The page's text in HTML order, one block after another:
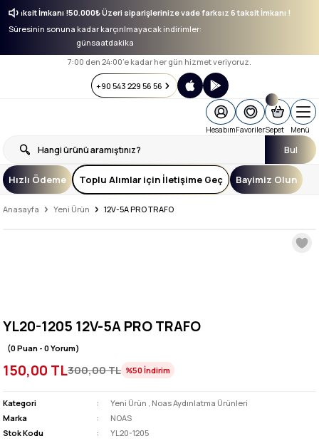
6 taksit İmkanı !50.000₺ Üzeri siparişlerinize vade farksız 6 taksit İmkanı !
Süresinin sonuna kadar karçırılmayacak indirimler:
günsaatdakika
7:00 den 24:00’e kadar her gün hizmet veriyoruz.
+90 543 229 56 56
Bul
HesabımFavorilerSepet Menü
Hızlı Ödeme Toplu Alımlar için İletişime Geç Bayimiz Olun
Anasayfa Yeni Ürün 12V-5A PRO TRAFO
YL20-1205 12V-5A PRO TRAFO
(0 Puan - 0 Yorum)
150,00 TL300,00 TL %50İndirim
Kategori Yeni Ürün , Noas Aydınlatma Ürünleri
Marka
NOAS
Stok Kodu
YL20-1205